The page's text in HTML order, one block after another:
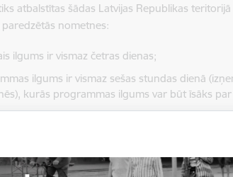
atbalstītas šādas Latvijas Republikas
paredzētās nometnes:
ilgums ir vismaz četras dienas;
ilgums ir vismaz sešas stundas dienā
kurās programmas ilgums var būt īsāks
dalībnieku vecums: dienas nometnē – no
maksa vienam dalībniekam nepārsniedz 45 eiro